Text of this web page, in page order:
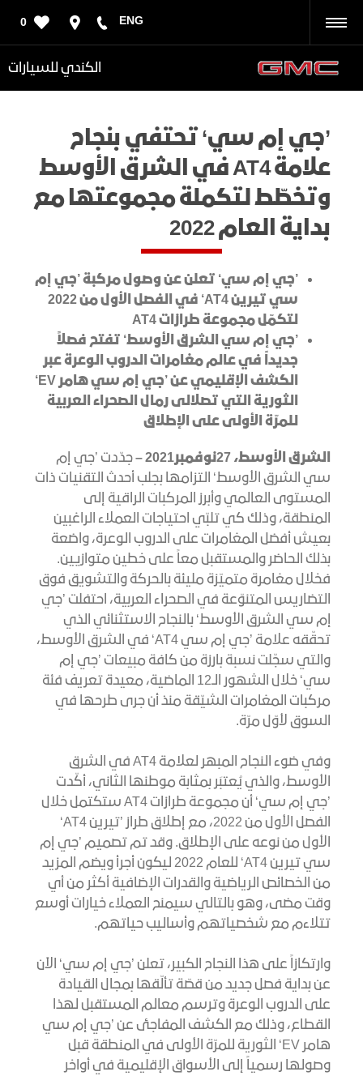
ENG
0
الكندي للسيارات
’جي إم سي‘ تحتفي بنجاح
علامة AT4 في الشرق الأوسط
وتخطّط لتكملة مجموعتها مع
بداية العام 2022
’جي إم سي‘ تعلن عن وصول مركبة ’جي إم
سي تيرينAT4‘ في الفصل الأول من2022
لتكمّل مجموعة طرازاتAT4
’جي إم سي الشرق الأوسط‘ تفتح فصلاً
جديداً في عالم مغامرات الدروب الوعرة عبر
الكشف الإقليمي عن ’جي إم سي هامرEV
‘
الثورية التيتصلالى رمال الصحراء العربية
للمرّة الأولى على الإطلاق
الشرق الأوسط،27نوفمبر2021
–جدّدت ’جي إم
سي الشرق الأوسط‘ التزامها بجلب أحدث التقنيات ذات
المستوى العالمي وأبرز المركبات الراقية إلى
المنطقة، وذلك كي تلبّي احتياجات العملاء الراغبين
بعيش أفضل المغامرات على الدروب الوعرة، واضعة
بذلك الحاضر والمستقبل معاً على خطين متوازيين.
فخلال مغامرة متميّزة مليئة بالحركة والتشويق فوق
التضاريس المتنوّعة في الصحراء العربية، احتفلت ’جي
إم سي الشرق الأوسط‘ بالنجاح الاستثنائي الذي
تحقّقه علامة ’جي إم سي AT4‘ في الشرق الأوسط،
والتي سجّلت نسبة بارزة من كافة مبيعات ’جي إم
سي‘ خلال الشهور الـ12 الماضية، معيدة تعريف فئة
مركبات المغامرات الشيّقة منذ أن جرى طرحها في
السوق لأوّل مرّة.
وفي ضوء النجاح المبهر لعلامة AT4 في الشرق
الأوسط، والذي يُعتبَر بمثابة موطنها الثاني، أكّدت
’جي إم سي‘ أن مجموعة طرازات AT4 ستكتمل خلال
الفصل الأول من 2022، مع إطلاق طراز ’تيرين AT4‘
الأول من نوعه على الإطلاق. وقد تم تصميم ’جي إم
سي تيرين AT4‘ للعام 2022 ليكون أجرأ ويضم المزيد
من الخصائص الرياضية والقدرات الإضافية أكثر من أي
وقت مضى، وهو بالتالي سيمنح العملاء خيارات أوسع
تتلاءم مع شخصياتهم وأساليب حياتهم.
وارتكازاً على هذا النجاح الكبير، تعلن ’جي إم سي‘ الآن
عن بداية فصل جديد من قصّة تألّقها بمجال القيادة
على الدروب الوعرة وترسم معالم المستقبل لهذا
القطاع، وذلك مع الكشف المفاجئ عن ’جي إم سي
هامر EV‘ الثورية للمرّة الأولى في المنطقة قبل
وصولها رسمياً إلى الأسواق الإقليمية في أواخر